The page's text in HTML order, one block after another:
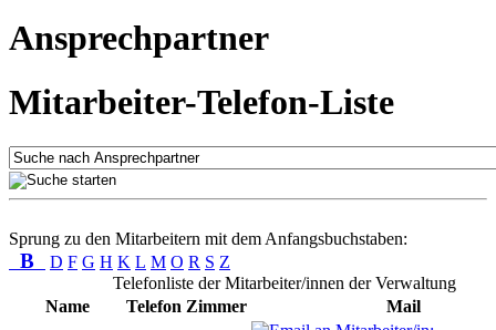
Ansprechpartner
Mitarbeiter-Telefon-Liste
Sprung zu den Mitarbeitern mit dem Anfangsbuchstaben:
B D F G H K L M O R S Z
Telefonliste der Mitarbeiter/innen der Verwaltung
Name
Telefon Zimmer
Mail